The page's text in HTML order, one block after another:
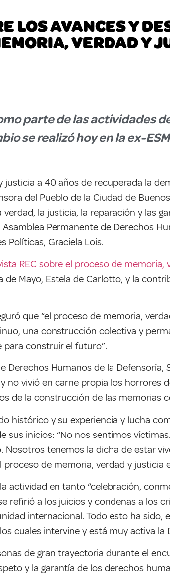
LOS AVANCES Y
VERDAD Y
parte de las actividades
se realizó hoy en la ex-
justicia a 40 años de recuperada la
del Pueblo de la Ciudad de
la justicia, la reparación y las
Permanente de Derechos
Políticas, Graciela Lois.
REC sobre el proceso de memoria,
de Mayo, Estela de Carlotto, y la
que “el proceso de memoria,
una construcción colectiva y
para construir el futuro”.
Derechos Humanos de la Defensoría,
no vivió en carne propia los horrores
de la construcción de las memorias
histórico y su experiencia y lucha
sus inicios: “No nos sentimos
Nosotros tenemos la dicha de estar
de memoria, verdad y justicia
actividad en tanto “celebración,
refirió a los juicios y condenas a los
internacional. Todo esto ha sido,
cuales intervine y está muy activa la
de gran trayectoria durante el
y la garantía de los derechos